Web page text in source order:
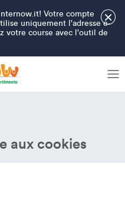
×
Votre compte
uniquement l'adresse e-
votre course avec l'outil de
aux cookies